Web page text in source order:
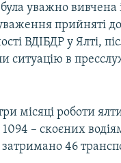
уважно вивчена
прийняті
ВДІБДР у Ялті,
ситуацію в
місяці роботи
– скоєних
46